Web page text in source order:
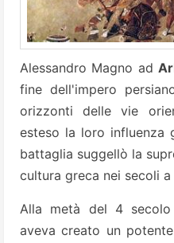
Alessandro Magno ad
fine dell'impero
orizzonti delle vie
esteso la loro influenza
battaglia suggellò la
cultura greca nei secoli a
Alla metà del 4
aveva creato un